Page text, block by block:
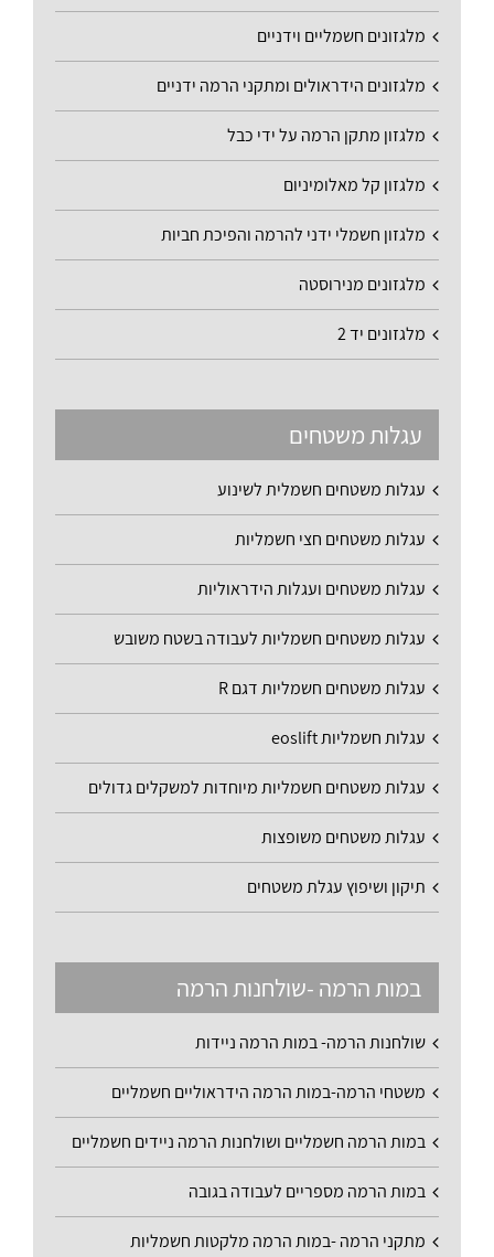
מלגזונים חשמליים וידניים
מלגזונים הידראולים ומתקני הרמה ידניים
מלגזון מתקן הרמה על ידי כבל
מלגזון קל מאלומיניום
מלגזון חשמלי ידני להרמה והפיכת חביות
מלגזונים מנירוסטה
מלגזונים יד 2
עגלות משטחים
עגלות משטחים חשמלית לשינוע
עגלות משטחים חצי חשמליות
עגלות משטחים ועגלות הידראוליות
עגלות משטחים חשמליות לעבודה בשטח משובש
עגלות משטחים חשמליות דגם R
עגלות חשמליות eoslift
עגלות משטחים חשמליות מיוחדות למשקלים גדולים
עגלות משטחים משופצות
תיקון ושיפוץ עגלת משטחים
במות הרמה -שולחנות הרמה
שולחנות הרמה- במות הרמה ניידות
משטחי הרמה-במות הרמה הידראוליים חשמליים
במות הרמה חשמליים ושולחנות הרמה ניידים חשמליים
במות הרמה מספריים לעבודה בגובה
מתקני הרמה -במות הרמה מלקטות חשמליות